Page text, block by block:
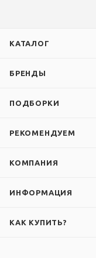
КАТАЛОГ
БРЕНДЫ
ПОДБОРКИ
РЕКОМЕНДУЕМ
КОМПАНИЯ
ИНФОРМАЦИЯ
КАК КУПИТЬ?